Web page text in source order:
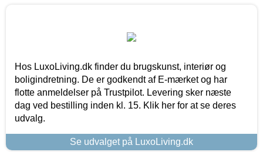
Hos LuxoLiving.dk finder du brugskunst, interiør og
boligindretning. De er godkendt af E-mærket og har
flotte anmeldelser på Trustpilot. Levering sker næste
dag ved bestilling inden kl. 15. Klik her for at se deres
udvalg.
Se udvalget på LuxoLiving.dk